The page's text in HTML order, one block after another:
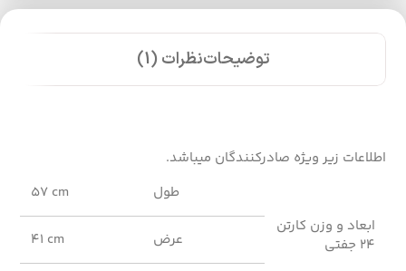
توضیحاتنظرات (1)
اطلاعات زیر ویژه صادرکنندگان میباشد.
ابعاد و وزن کارتن
24 جفتی
طول 57 cm
عرض 41 cm